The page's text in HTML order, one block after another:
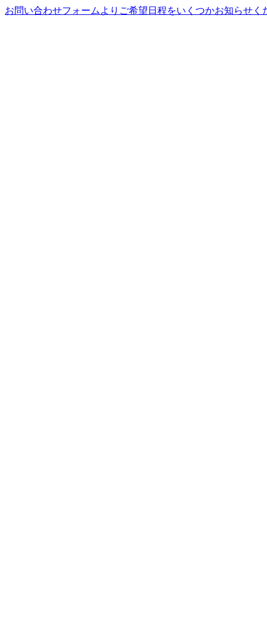
お問い合わせフォームよりご希望日程をいくつかお知らせく